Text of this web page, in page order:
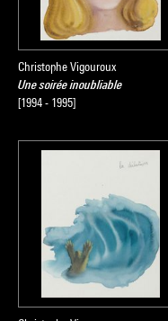
Christophe Vigouroux
Une soirée inoubliable
[1994 - 1995]